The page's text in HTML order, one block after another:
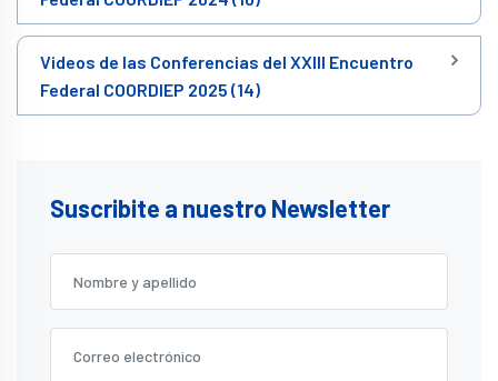
Videos de las Conferencias del XXIII Encuentro
Federal COORDIEP 2025 (14)
Suscribite a nuestro Newsletter